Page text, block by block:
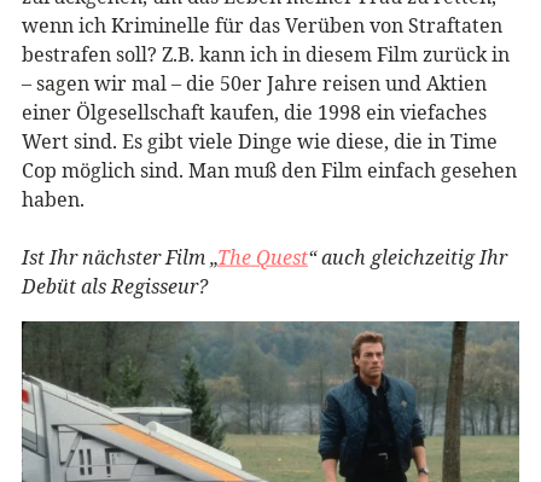
wenn ich Kriminelle für das Verüben von Straftaten
bestrafen soll? Z.B. kann ich in diesem Film zurück in
– sagen wir mal – die 50er Jahre reisen und Aktien
einer Ölgesellschaft kaufen, die 1998 ein viefaches
Wert sind. Es gibt viele Dinge wie diese, die in Time
Cop möglich sind. Man muß den Film einfach gesehen
haben.
Ist Ihr nächster Film „The Quest“ auch gleichzeitig Ihr
Debüt als Regisseur?